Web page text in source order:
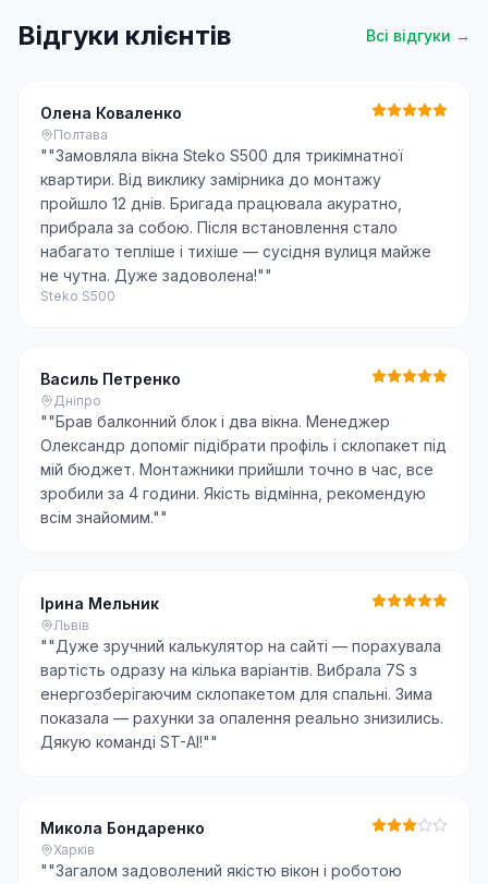
Відгуки клієнтів Всі відгуки →
Олена Коваленко
Полтава
""Замовляла вікна Steko S500 для трикімнатної
квартири. Від виклику замірника до монтажу
пройшло 12 днів. Бригада працювала акуратно,
прибрала за собою. Після встановлення стало
набагато тепліше і тихіше — сусідня вулиця майже
не чутна. Дуже задоволена!""
Steko S500
Василь Петренко
Дніпро
""Брав балконний блок і два вікна. Менеджер
Олександр допоміг підібрати профіль і склопакет під
мій бюджет. Монтажники прийшли точно в час, все
зробили за 4 години. Якість відмінна, рекомендую
всім знайомим.""
Ірина Мельник
Львів
""Дуже зручний калькулятор на сайті — порахувала
вартість одразу на кілька варіантів. Вибрала 7S з
енергозберігаючим склопакетом для спальні. Зима
показала — рахунки за опалення реально знизились.
Дякую команді ST-AI!""
Микола Бондаренко
Харків
""Загалом задоволений якістю вікон і роботою